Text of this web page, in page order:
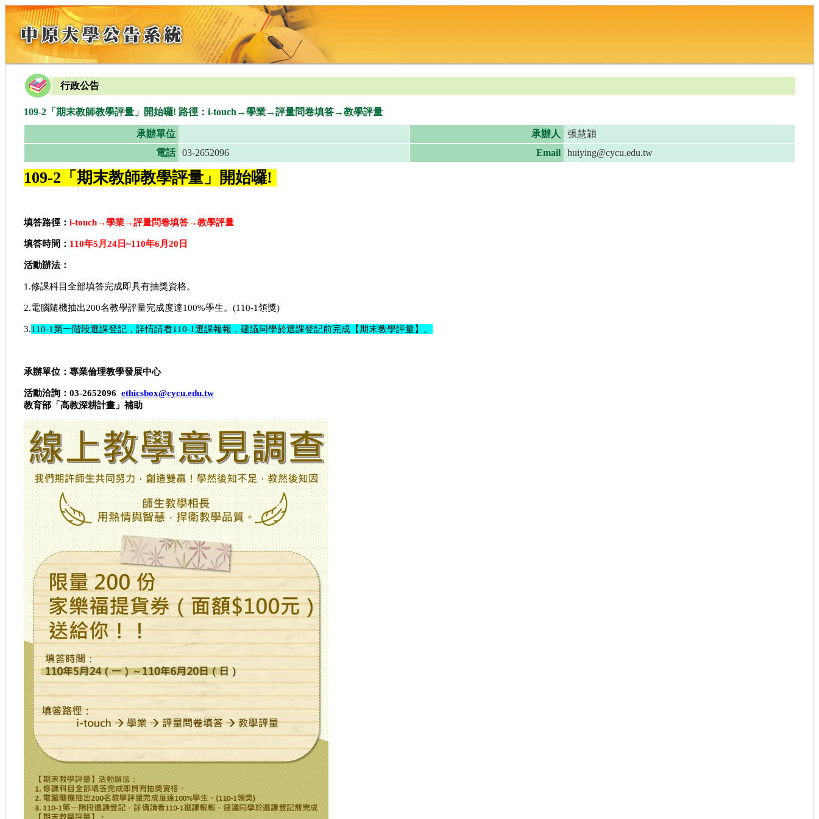
行政公告
109-2「期末教師教學評量」開始囉! 路徑：i-touch→學業→評量問卷填答→教學評量
承辦單位 承辦人
張慧穎
電話
03-2652096 Email huiying@cycu.edu.tw
109-2 「期末教師教學評量」開始囉!
填答路徑： i-touch→學業→評量問卷填答→教學評量
填答時間： 110年5 月 24 日~110年6 月 20 日
活動辦法：
1.修課科目全部填答完成即具有抽獎資格。
2.電腦隨機抽出200名教學評量完成度達100%學生。(110-1領獎)
3.110-1第一階段選課登記，詳情請看110-1選課報報，建議同學於選課登記前完成【期末教學評量】。
承辦單位：專業倫理教學發展中心
活動洽詢： 03-2652096 ethicsbox@cycu.edu.tw
教育部「高教深耕計畫」補助